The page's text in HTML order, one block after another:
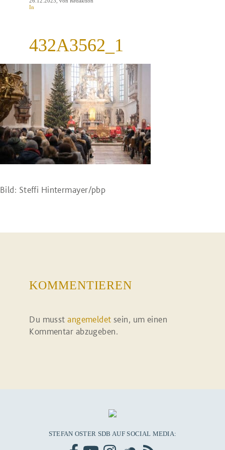
In
432A3562_1
Bild: Steffi Hintermayer/pbp
KOMMENTIEREN
Du musstangemeldet sein, um einen
Kommentar abzugeben.
STEFAN OSTER SDB AUF SOCIAL MEDIA: